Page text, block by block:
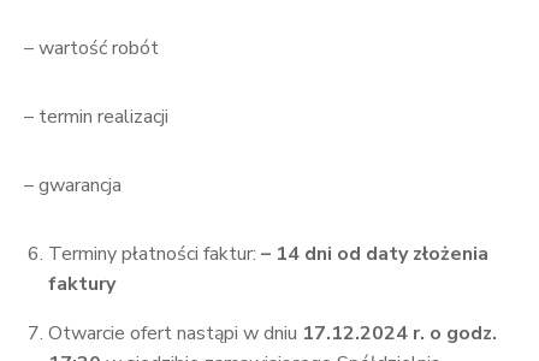
– wartość robót
– termin realizacji
– gwarancja
Terminy płatności faktur: – 14 dni od daty złożenia
faktury
Otwarcie ofert nastąpi w dniu 17.12.2024 r. o godz.